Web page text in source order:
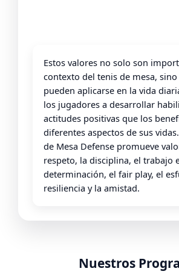
Estos valores no solo son
contexto del tenis de mesa,
pueden aplicarse en la vida
los jugadores a desarrollar
actitudes positivas que los
diferentes aspectos de sus
de Mesa Defense promueve
respeto, la disciplina, el trabajo
determinación, el fair play, el
resiliencia y la amistad.
Nuestros